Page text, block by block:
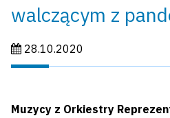
walczącym z
Data publikacji:
28.10.2020
Muzycy z Orkiestry